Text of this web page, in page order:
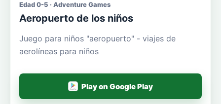
Edad 0-5 · Adventure Games
Aeropuerto de los niños
Juego para niños "aeropuerto" - viajes de
aerolíneas para niños
Play on Google Play